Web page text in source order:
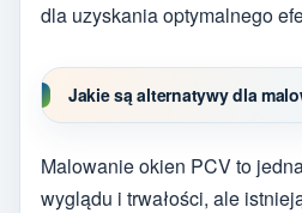
dla uzyskania optymalnego
Jakie są alternatywy dla
Malowanie okien PCV to
wyglądu i trwałości, ale